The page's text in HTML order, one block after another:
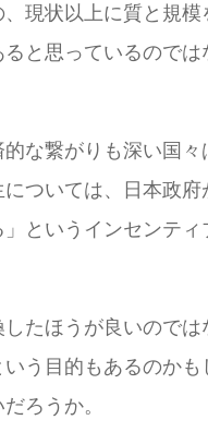
現状以上に質と規模
と思っているので
な繋がりも深い国
ついては、日本政
というインセンテ
たほうが良いので
う目的もあるのか
ろうか。